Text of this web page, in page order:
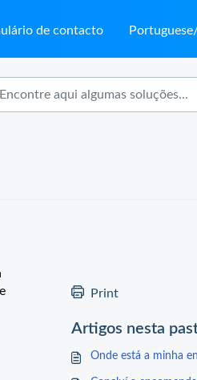
de contacto
Print
Artigos nesta
Onde está a minha